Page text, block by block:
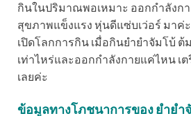
กินในปริมาณพอเหมาะ ออกกำลังกา
สุขภาพแข็งแรง หุ่นดีแซ่บเว่อร์ มาค่
เปิดโลกการกิน เมื่อกินยำยำจัมโบ้
เท่าไหร่และออกกำลังกายแค่ไหน เ
เลยค่ะ
ข้อมูลทางโภชนาการของ ยำยำ